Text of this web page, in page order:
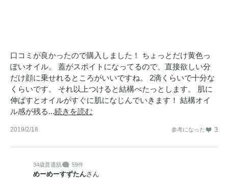
口コミが良かったので購入しました！ ちょっとだけ黄色っ
ぽいオイル。 蓋がスポイトになってるので、直接欲しい分
だけ顔に乗せれるところがいいですね。 2滴くらいで十分な
くらいです。 それ以上つけると結構べたっとします。 肌に
伸ばすとオイルがすぐに肌になじんでいきます！ 結構オイ
ル感が残る...続きを読む
2019/2/18 参考になった 3
34歳普通肌 59件
めーめーすずたんさん